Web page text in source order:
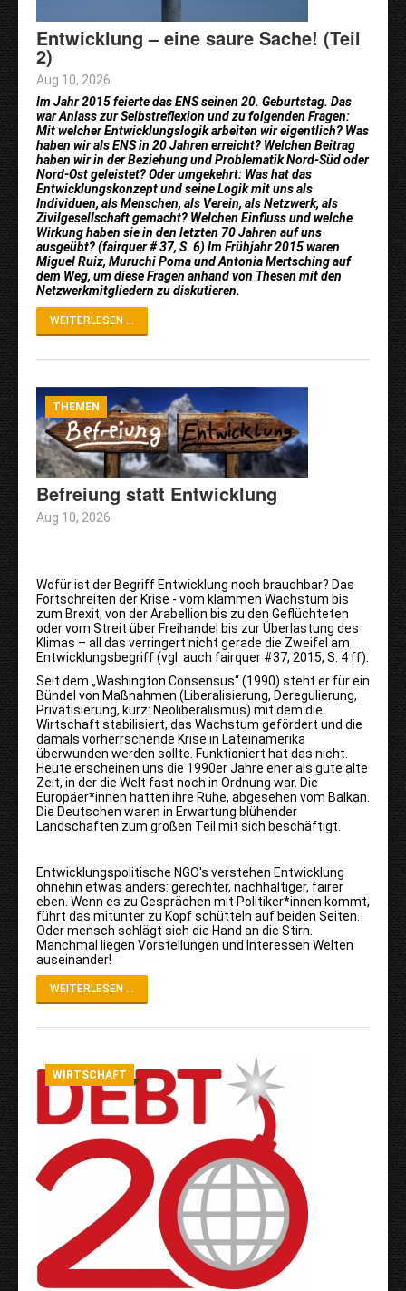
Entwicklung – eine saure Sache! (Teil
2)
Aug 10, 2026
Im Jahr 2015 feierte das ENS seinen 20. Geburtstag. Das
war Anlass zur Selbstreflexion und zu folgenden Fragen:
Mit welcher Entwicklungslogik arbeiten wir eigentlich? Was
haben wir als ENS in 20 Jahren erreicht? Welchen Beitrag
haben wir in der Beziehung und Problematik Nord-Süd oder
Nord-Ost geleistet? Oder umgekehrt: Was hat das
Entwicklungskonzept und seine Logik mit uns als
Individuen, als Menschen, als Verein, als Netzwerk, als
Zivilgesellschaft gemacht? Welchen Einfluss und welche
Wirkung haben sie in den letzten 70 Jahren auf uns
ausgeübt? (fairquer # 37, S. 6) Im Frühjahr 2015 waren
Miguel Ruiz, Muruchi Poma und Antonia Mertsching auf
dem Weg, um diese Fragen anhand von Thesen mit den
Netzwerkmitgliedern zu diskutieren.
WEITERLESEN ...
THEMEN
Befreiung statt Entwicklung
Aug 10, 2026
Wofür ist der Begriff Entwicklung noch brauchbar? Das
Fortschreiten der Krise - vom klammen Wachstum bis
zum Brexit, von der Arabellion bis zu den Geflüchteten
oder vom Streit über Freihandel bis zur Überlastung des
Klimas – all das verringert nicht gerade die Zweifel am
Entwicklungsbegriff (vgl. auch fairquer #37, 2015, S. 4 ff).
Seit dem „Washington Consensus“ (1990) steht er für ein
Bündel von Maßnahmen (Liberalisierung, Deregulierung,
Privatisierung, kurz: Neoliberalismus) mit dem die
Wirtschaft stabilisiert, das Wachstum gefördert und die
damals vorherrschende Krise in Lateinamerika
überwunden werden sollte. Funktioniert hat das nicht.
Heute erscheinen uns die 1990er Jahre eher als gute alte
Zeit, in der die Welt fast noch in Ordnung war. Die
Europäer*innen hatten ihre Ruhe, abgesehen vom Balkan.
Die Deutschen waren in Erwartung blühender
Landschaften zum großen Teil mit sich beschäftigt.
Entwicklungspolitische NGO's verstehen Entwicklung
ohnehin etwas anders: gerechter, nachhaltiger, fairer
eben. Wenn es zu Gesprächen mit Politiker*innen kommt,
führt das mitunter zu Kopf schütteln auf beiden Seiten.
Oder mensch schlägt sich die Hand an die Stirn.
Manchmal liegen Vorstellungen und Interessen Welten
auseinander!
WEITERLESEN ...
WIRTSCHAFT